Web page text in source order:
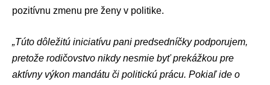
pozitívnu zmenu pre ženy v politike.
„Túto dôležitú iniciatívu pani predsedníčky podporujem,
pretože rodičovstvo nikdy nesmie byť prekážkou pre
aktívny výkon mandátu či politickú prácu. Pokiaľ ide o